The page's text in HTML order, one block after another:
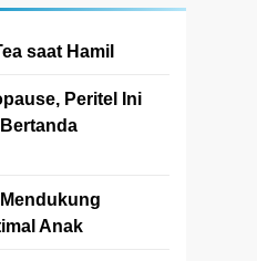
saat Hamil
Peritel Ini
Anak